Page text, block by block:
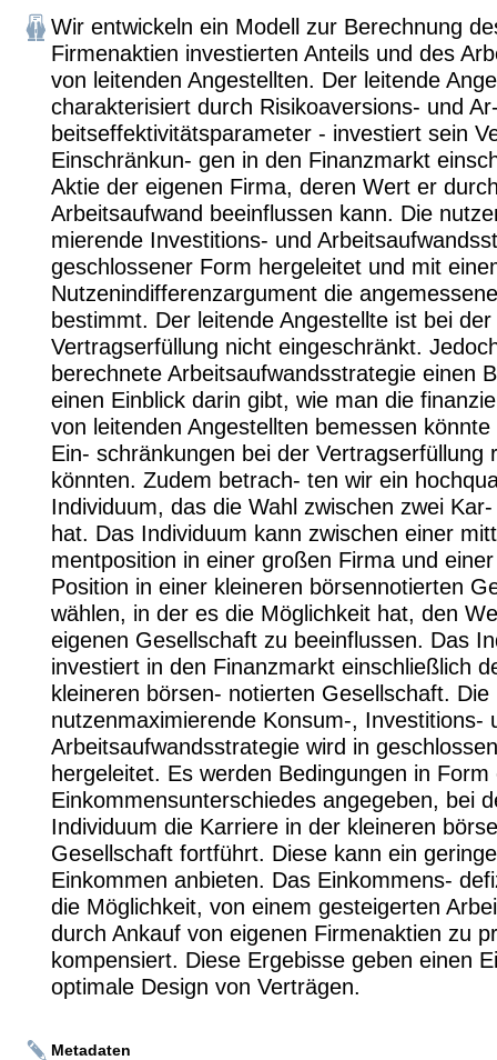
Wir entwickeln ein Modell zur Berechnung
Firmenaktien investierten Anteils und des
von leitenden Angestellten. Der leitende
charakterisiert durch Risikoaversions- und
beitseffektivitätsparameter - investiert sein
Einschränkun- gen in den Finanzmarkt
Aktie der eigenen Firma, deren Wert er
Arbeitsaufwand beeinflussen kann. Die
mierende Investitions- und
geschlossener Form hergeleitet und mit
Nutzenindifferenzargument die
bestimmt. Der leitende Angestellte ist bei der
Vertragserfüllung nicht eingeschränkt.
berechnete Arbeitsaufwandsstrategie einen
einen Einblick darin gibt, wie man die
von leitenden Angestellten bemessen
Ein- schränkungen bei der Vertragserfüllung
könnten. Zudem betrach- ten wir ein
Individuum, das die Wahl zwischen zwei
hat. Das Individuum kann zwischen einer
mentposition in einer großen Firma und
Position in einer kleineren börsennotierten
wählen, in der es die Möglichkeit hat, den
eigenen Gesellschaft zu beeinflussen. Das
investiert in den Finanzmarkt einschließlich
kleineren börsen- notierten Gesellschaft. Die
nutzenmaximierende Konsum-, Investitions-
Arbeitsaufwandsstrategie wird in
hergeleitet. Es werden Bedingungen in Form
Einkommensunterschiedes angegeben, bei
Individuum die Karriere in der kleineren
Gesellschaft fortführt. Diese kann ein
Einkommen anbieten. Das Einkommens-
die Möglichkeit, von einem gesteigerten
durch Ankauf von eigenen Firmenaktien zu
kompensiert. Diese Ergebisse geben einen
optimale Design von Verträgen.
Metadaten